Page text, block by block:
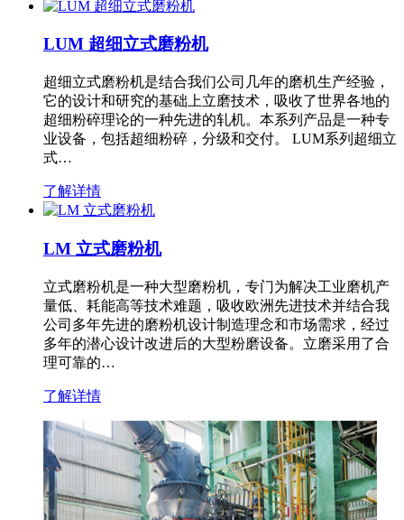
LUM 超细立式磨粉机
超细立式磨粉机是结合我们公司几年的磨机生产经验，
它的设计和研究的基础上立磨技术，吸收了世界各地的
超细粉碎理论的一种先进的轧机。本系列产品是一种专
业设备，包括超细粉碎，分级和交付。 LUM系列超细立
式…
了解详情
LM 立式磨粉机
立式磨粉机是一种大型磨粉机，专门为解决工业磨机产
量低、耗能高等技术难题，吸收欧洲先进技术并结合我
公司多年先进的磨粉机设计制造理念和市场需求，经过
多年的潜心设计改进后的大型粉磨设备。立磨采用了合
理可靠的…
了解详情